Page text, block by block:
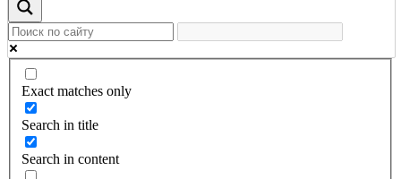
Exact matches only
Search in title
Search in content